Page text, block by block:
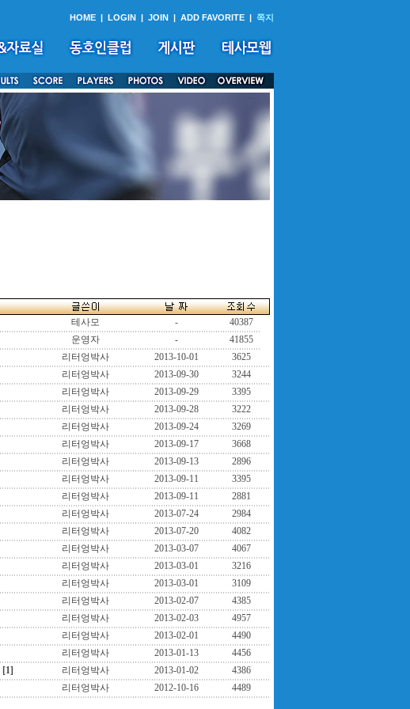
HOME | LOGIN | JOIN | ADD FAVORITE | 쪽지
테사모 -
40387
운영자 -
41855
리터엉박사 2013-10-01
3625
리터엉박사 2013-09-30
3244
리터엉박사 2013-09-29
3395
리터엉박사 2013-09-28
3222
리터엉박사 2013-09-24
3269
리터엉박사 2013-09-17
3668
리터엉박사 2013-09-13
2896
리터엉박사 2013-09-11
3395
리터엉박사 2013-09-11
2881
리터엉박사 2013-07-24
2984
리터엉박사 2013-07-20
4082
리터엉박사 2013-03-07
4067
리터엉박사 2013-03-01
3216
리터엉박사 2013-03-01
3109
리터엉박사 2013-02-07
4385
리터엉박사 2013-02-03
4957
리터엉박사 2013-02-01
4490
리터엉박사 2013-01-13
4456
[1] 리터엉박사 2013-01-02
4386
리터엉박사 2012-10-16 4489